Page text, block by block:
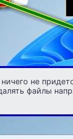
не
файлы